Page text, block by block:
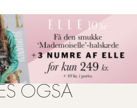
tid klassisk og quirky. Og så er
er lækkert, og al finish på
– Og bedst af alt, den er faktisk
kun eksisteret siden 2016, så jeg
at se hvad fremtiden bringer for
huset
hos Oluxury, 6.600 kroner.
OGSÅ